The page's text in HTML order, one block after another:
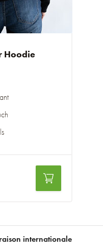
Hoodie
internationale